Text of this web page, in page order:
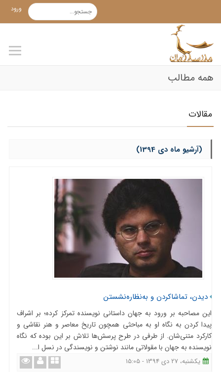
ورود
همه مطالب
مقالات
(آرشیو ماه دی 1394)
دیدن، تماشاکردن و به‌نظاره‌نشستن
این مصاحبه بر ورود به جهان داستانی نویسنده تمرکز کرده؛ بر اشراف
پیدا کردن به نگاه او به مباحثی همچون تاریخ معاصر و هنر نقاشی و
کارکرد متنی‌شان. از طرفی در طرح پرسش‌ها تلاش بر این بوده که نگاه
نویسنده به جهان با مقولاتی مانند نوشتن و نویسندگی در نسل ا...
یکشنبه، 27 دی 1394 - 15:05